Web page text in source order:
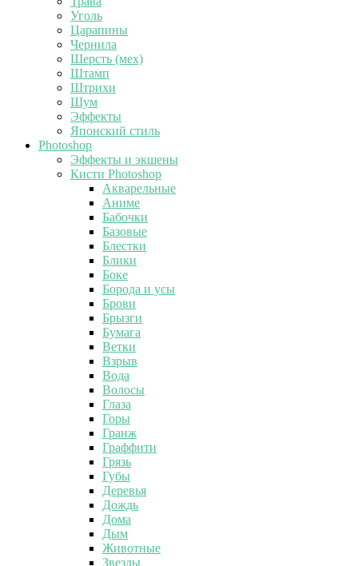
Уголь
Царапины
Чернила
Шерсть (мех)
Штамп
Штрихи
Шум
Эффекты
Японский стиль
Photoshop
Эффекты и экшены
Кисти Photoshop
Акварельные
Аниме
Бабочки
Базовые
Блестки
Блики
Боке
Борода и усы
Брови
Брызги
Бумага
Ветки
Взрыв
Вода
Волосы
Глаза
Горы
Гранж
Граффити
Грязь
Губы
Деревья
Дождь
Дома
Дым
Животные
Звезды